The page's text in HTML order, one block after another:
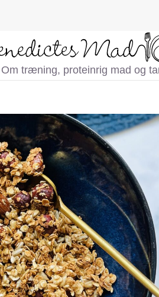
Om træning, proteinrig mad og